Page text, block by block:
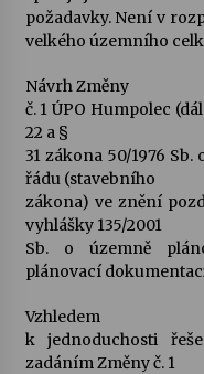
požadavky. Není v
velkého územního
Návrh Změny
č. 1 ÚPO Humpolec
22 a §
31 zákona 50/1976
řádu (stavebního
zákona) ve znění
vyhlášky 135/2001
Sb. o územně
plánovací
Vzhledem
k jednoduchosti
zadáním Změny č. 1